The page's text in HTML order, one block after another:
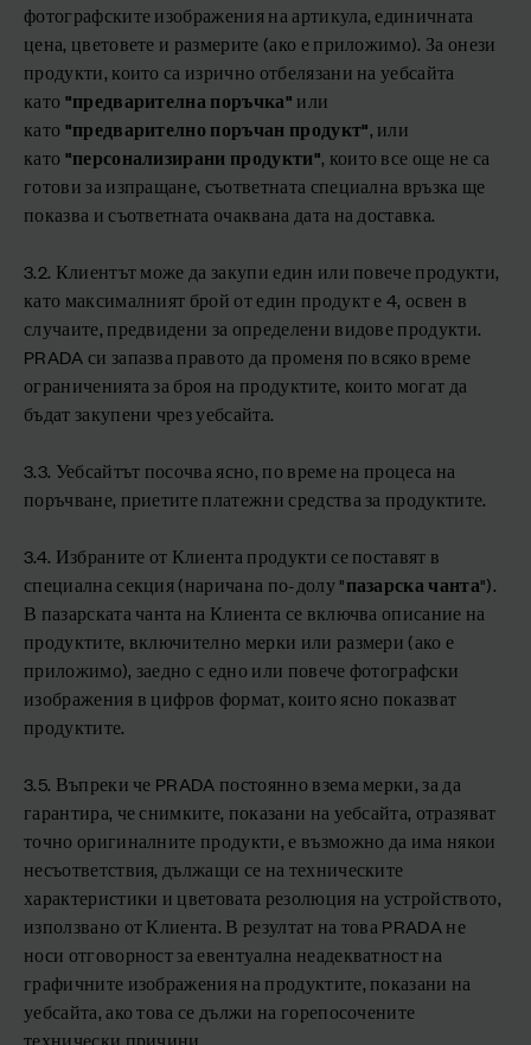
фотографските изображения на артикула, единичната
цена, цветовете и размерите (ако е приложимо). За онези
продукти, които са изрично отбелязани на уебсайта
като "предварителна поръчка" или
като "предварително поръчан продукт", или
като "персонализирани продукти", които все още не са
готови за изпращане, съответната специална връзка ще
показва и съответната очаквана дата на доставка.
3.2. Клиентът може да закупи един или повече продукти,
като максималният брой от един продукт е 4, освен в
случаите, предвидени за определени видове продукти.
PRADA си запазва правото да променя по всяко време
ограниченията за броя на продуктите, които могат да
бъдат закупени чрез уебсайта.
3.3. Уебсайтът посочва ясно, по време на процеса на
поръчване, приетите платежни средства за продуктите.
3.4. Избраните от Клиента продукти се поставят в
специална секция (наричана по-долу "пазарска чанта").
В пазарската чанта на Клиента се включва описание на
продуктите, включително мерки или размери (ако е
приложимо), заедно с едно или повече фотографски
изображения в цифров формат, които ясно показват
продуктите.
3.5. Въпреки че PRADA постоянно взема мерки, за да
гарантира, че снимките, показани на уебсайта, отразяват
точно оригиналните продукти, е възможно да има някои
несъответствия, дължащи се на техническите
характеристики и цветовата резолюция на устройството,
използвано от Клиента. В резултат на това PRADA не
носи отговорност за евентуална неадекватност на
графичните изображения на продуктите, показани на
уебсайта, ако това се дължи на горепосочените
технически причини.